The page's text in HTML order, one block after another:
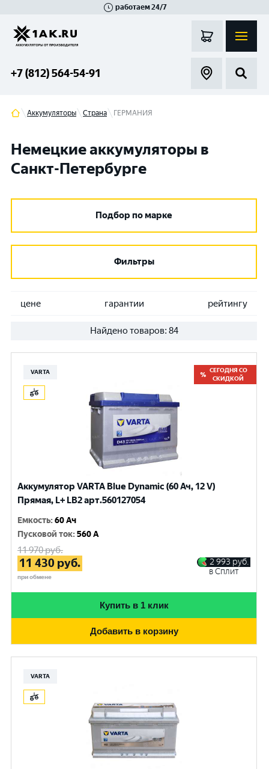
работаем 24/7
+7 (812) 564-54-91
Аккумуляторы Cтрана ГЕРМАНИЯ
Немецкие аккумуляторы в
Санкт-Петербурге
Подбор по марке
Фильтры
цене гарантии рейтингу
Найдено товаров: 84
VARTA
СЕГОДНЯ СО
СКИДКОЙ
Аккумулятор VARTA Blue Dynamic (60 Ач, 12 V)
Прямая, L+ LB2 арт.560127054
Емкость:60 Ач
Пусковой ток:560 A
11 970руб.
11 430 руб.
при обмене
2 993 руб.
в Сплит
Купить в 1 клик
Добавить в корзину
VARTA
Гатчина